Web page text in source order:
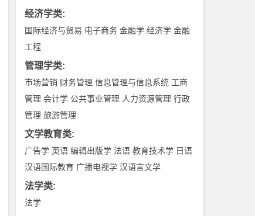
经济学类:
国际经济与贸易 电子商务 金融学 经济学 金融
工程
管理学类:
市场营销 财务管理 信息管理与信息系统 工商
管理 会计学 公共事业管理 人力资源管理 行政
管理 旅游管理
文学教育类:
广告学 英语 编辑出版学 法语 教育技术学 日语
汉语国际教育 广播电视学 汉语言文学
法学类:
法学